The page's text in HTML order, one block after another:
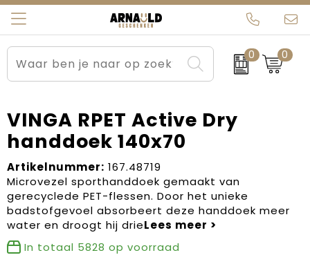
0 0
Relatiegeschenken
Sportkleding
Werkkleding
Kleding en textiel
Tassen
Beurs en Evenementen
Brievenbuspakketten
Carnaval
Dag van de Zorg
Kerstartikelen
Kerstpakketten
Arnauld Kerstpakketten
MijnEigenKadootje
Ons team
Contact
Blogs
VINGA RPET Active Dry
handdoek 140x70
Artikelnummer: 167.48719
Microvezel sporthanddoek gemaakt van
gerecyclede PET-flessen. Door het unieke
badstofgevoel absorbeert deze handdoek meer
water en droogt hij drie
In totaal 5828 op voorraad